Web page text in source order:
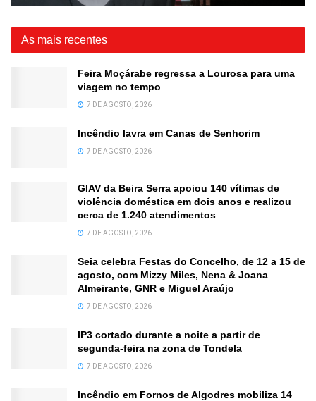
As mais recentes
Feira Moçárabe regressa a Lourosa para uma
viagem no tempo
7 DE AGOSTO, 2026
Incêndio lavra em Canas de Senhorim
7 DE AGOSTO, 2026
GIAV da Beira Serra apoiou 140 vítimas de
violência doméstica em dois anos e realizou
cerca de 1.240 atendimentos
7 DE AGOSTO, 2026
Seia celebra Festas do Concelho, de 12 a 15 de
agosto, com Mizzy Miles, Nena & Joana
Almeirante, GNR e Miguel Araújo
7 DE AGOSTO, 2026
IP3 cortado durante a noite a partir de
segunda-feira na zona de Tondela
7 DE AGOSTO, 2026
Incêndio em Fornos de Algodres mobiliza 14